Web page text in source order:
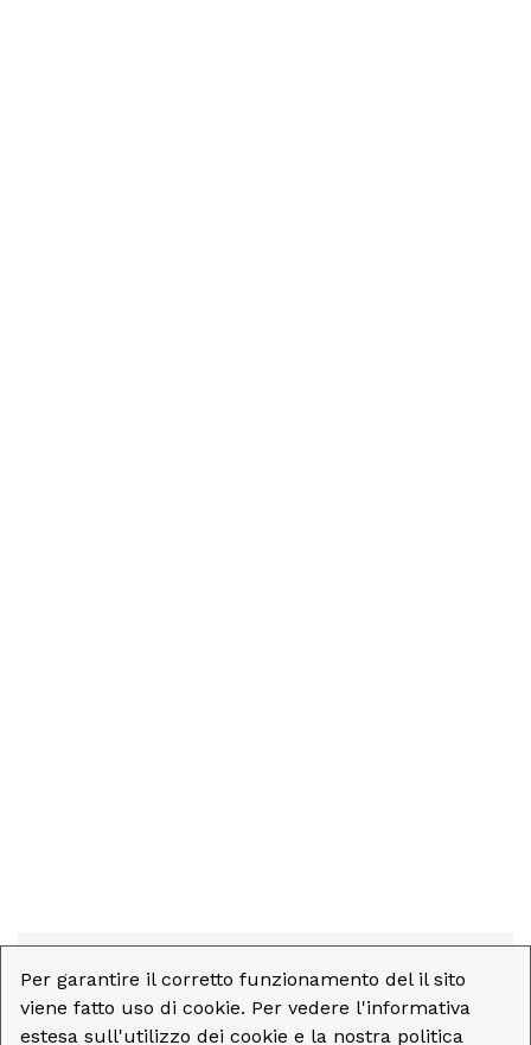
Per garantire il corretto funzionamento del il sito
viene fatto uso di cookie. Per vedere l'informativa
estesa sull'utilizzo dei cookie e la nostra politica